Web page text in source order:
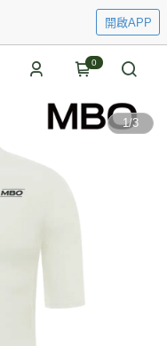
開啟APP
0
1/3